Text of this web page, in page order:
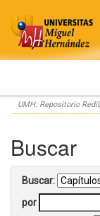
Skip
navigation
UMH: Repositorio
Buscar
Buscar:
por